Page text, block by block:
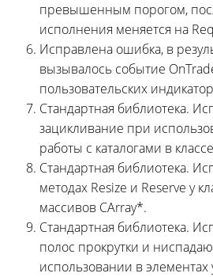
превышенным порогом,
исполнения меняется на
Исправлена ошибка, в
вызывалось событие
пользовательских
Стандартная библиотека.
зацикливание при
работы с каталогами в
Стандартная библиотека.
методах Resize и Reserve у
массивов CArray*.
Стандартная библиотека.
полос прокрутки и
использовании в элементах